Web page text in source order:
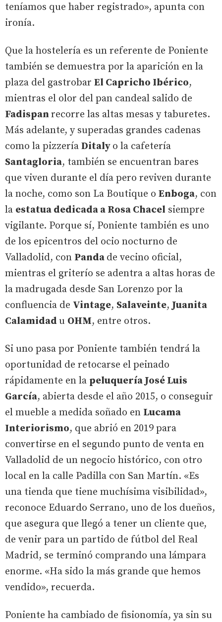
teníamos que haber registrado», apunta con
ironía.
Que la hostelería es un referente de Poniente
también se demuestra por la aparición en la
plaza del gastrobar El Capricho Ibérico,
mientras el olor del pan candeal salido de
Fadispan recorre las altas mesas y taburetes.
Más adelante, y superadas grandes cadenas
como la pizzería Ditaly o la cafetería
Santagloria, también se encuentran bares
que viven durante el día pero reviven durante
la noche, como son La Boutique o Enboga, con
la estatua dedicada a Rosa Chacel siempre
vigilante. Porque sí, Poniente también es uno
de los epicentros del ocio nocturno de
Valladolid, con Panda de vecino oficial,
mientras el griterío se adentra a altas horas de
la madrugada desde San Lorenzo por la
confluencia de Vintage, Salaveinte,Juanita
Calamidad u OHM, entre otros.
Si uno pasa por Poniente también tendrá la
oportunidad de retocarse el peinado
rápidamente en la peluquería José Luis
García, abierta desde el año 2015, o conseguir
el mueble a medida soñado en Lucama
Interiorismo, que abrió en 2019 para
convertirse en el segundo punto de venta en
Valladolid de un negocio histórico, con otro
local en la calle Padilla con San Martín. «Es
una tienda que tiene muchísima visibilidad»,
reconoce Eduardo Serrano, uno de los dueños,
que asegura que llegó a tener un cliente que,
de venir para un partido de fútbol del Real
Madrid, se terminó comprando una lámpara
enorme. «Ha sido la más grande que hemos
vendido», recuerda.
Poniente ha cambiado de fisionomía, ya sin su